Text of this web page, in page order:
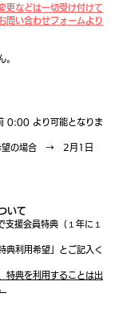
更などは一切受け付けて
問い合わせフォームより
。
0:00 より可能となりま
希望の場合 → 2月1日
いて
援会員特典（１年に１
典利用希望」とご記入く
特典を利用することは出